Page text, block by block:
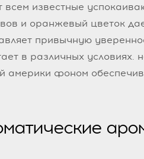
всем известные
и оранжевый цветок
привычную
в различных условиях.
америки фоном